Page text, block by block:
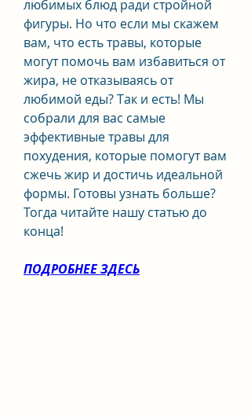
любимых блюд ради стройной
фигуры. Но что если мы скажем
вам, что есть травы, которые
могут помочь вам избавиться от
жира, не отказываясь от
любимой еды? Так и есть! Мы
собрали для вас самые
эффективные травы для
похудения, которые помогут вам
сжечь жир и достичь идеальной
формы. Готовы узнать больше?
Тогда читайте нашу статью до
конца!
ПОДРОБНЕЕ ЗДЕСЬ